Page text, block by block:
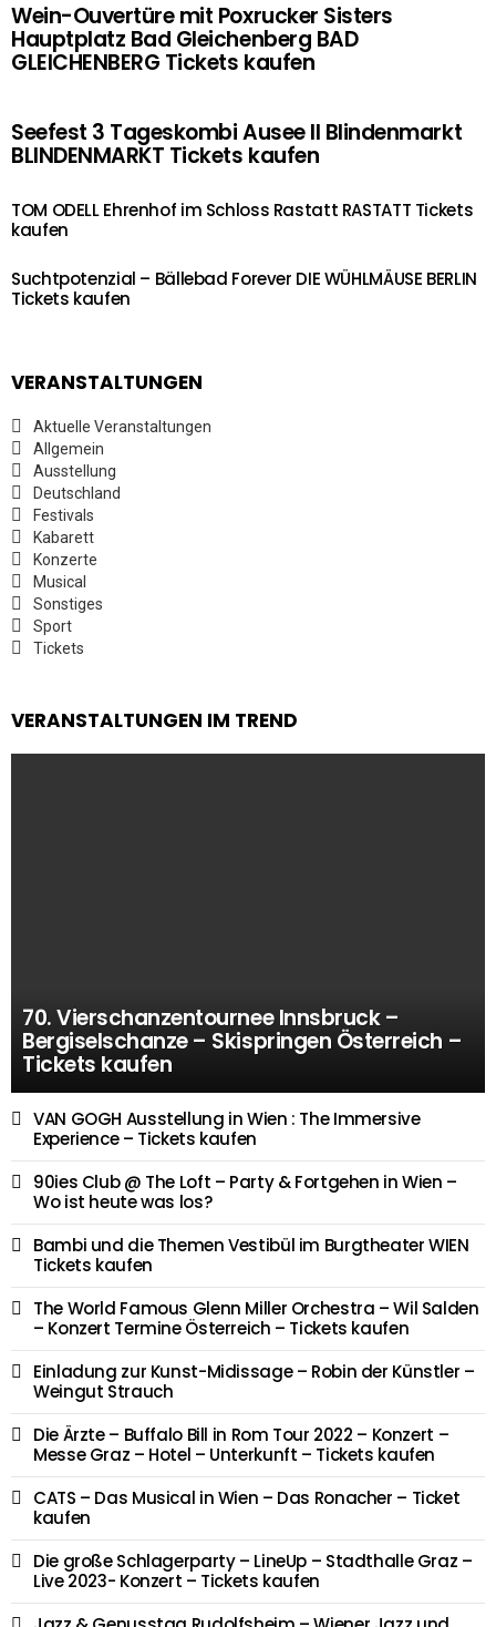
Wein-Ouvertüre mit Poxrucker Sisters
Hauptplatz Bad Gleichenberg BAD
GLEICHENBERG Tickets kaufen
Seefest 3 Tageskombi Ausee II Blindenmarkt
BLINDENMARKT Tickets kaufen
TOM ODELL Ehrenhof im Schloss Rastatt RASTATT Tickets
kaufen
Suchtpotenzial – Bällebad Forever DIE WÜHLMÄUSE BERLIN
Tickets kaufen
VERANSTALTUNGEN
Aktuelle Veranstaltungen
Allgemein
Ausstellung
Deutschland
Festivals
Kabarett
Konzerte
Musical
Sonstiges
Sport
Tickets
VERANSTALTUNGEN IM TREND
70. Vierschanzentournee Innsbruck –
Bergiselschanze – Skispringen Österreich –
Tickets kaufen
VAN GOGH Ausstellung in Wien : The Immersive
Experience – Tickets kaufen
90ies Club @ The Loft – Party & Fortgehen in Wien –
Wo ist heute was los?
Bambi und die Themen Vestibül im Burgtheater WIEN
Tickets kaufen
The World Famous Glenn Miller Orchestra – Wil Salden
– Konzert Termine Österreich – Tickets kaufen
Einladung zur Kunst-Midissage – Robin der Künstler –
Weingut Strauch
Die Ärzte – Buffalo Bill in Rom Tour 2022 – Konzert –
Messe Graz – Hotel – Unterkunft – Tickets kaufen
CATS – Das Musical in Wien – Das Ronacher – Ticket
kaufen
Die große Schlagerparty – LineUp – Stadthalle Graz –
Live 2023- Konzert – Tickets kaufen